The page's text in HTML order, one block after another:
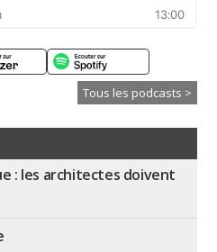
Tous les podcasts >
: les architectes doivent